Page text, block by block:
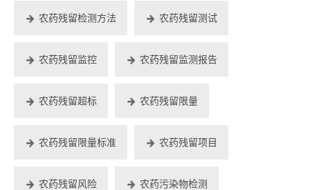
农药残留检测方法 农药残留测试
农药残留监控 农药残留监测报告
农药残留超标 农药残留限量
农药残留限量标准 农药残留项目
农药残留风险 农药污染物检测